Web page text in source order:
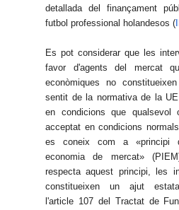
detallada del finançament
futbol professional holandesos (
Es pot considerar que les
favor d'agents del mercat
econòmiques no
sentit de la normativa de la
en condicions que qualsevol
acceptat en condicions
es coneix com a «principi
economia de mercat»
respecta aquest principi, les
constitueixen un ajut
l'article 107 del Tractat de